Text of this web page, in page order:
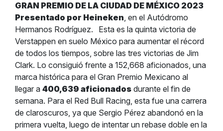
GRAN PREMIO DE LA CIUDAD DE MÉXICO 2023
Presentado por Heineken, en el Autódromo
Hermanos Rodríguez.
Esta es la quinta victoria de
Verstappen en suelo México para aumentar el récord
de todos los tiempos, sobre las tres victorias de Jim
Clark. Lo consiguió frente a 152,668 aficionados, una
marca histórica para el Gran Premio Mexicano al
llegar a 400,639 aficionados durante el fin de
semana. Para el Red Bull Racing, esta fue una carrera
de claroscuros, ya que Sergio Pérez abandonó en la
primera vuelta, luego de intentar un rebase doble en la